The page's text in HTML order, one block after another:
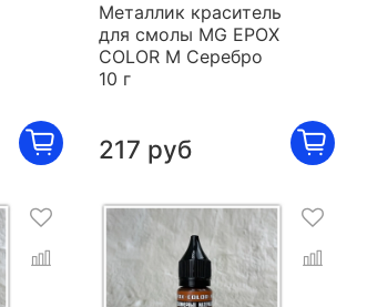
Металлик краситель
для смолы MG EPOX
COLOR M Серебро
10 г
217 руб